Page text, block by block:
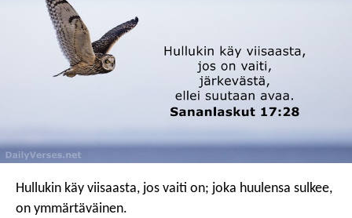
Hullukin käy viisaasta, jos vaiti on; joka huulensa sulkee,
on ymmärtäväinen.